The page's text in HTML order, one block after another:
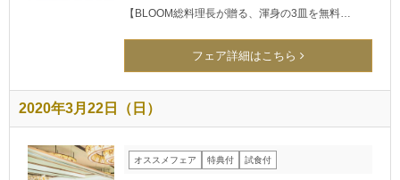
【BLOOM総料理長が贈る、渾身の3皿を無料…
フェア詳細はこちら
2020年3月22日（日）
オススメフェア 特典付 試食付